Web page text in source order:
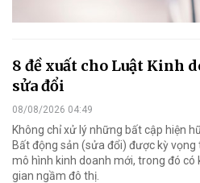
8 đề xuất cho Luật Kinh
sửa đổi
08/08/2026 04:49
Không chỉ xử lý những bất cập hiện
Bất động sản (sửa đổi) được kỳ
mô hình kinh doanh mới, trong đó có
gian ngầm đô thị.